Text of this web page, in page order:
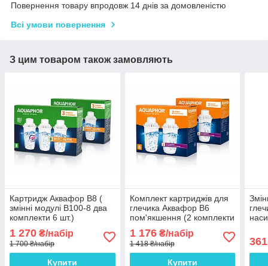
Повернення товару впродовж 14 днів за домовленістю
Всі умови повернення
З цим товаром також замовляють
Картридж Аквафор В8 (
змінні модулі В100-8 два
комплекти 6 шт.)
1 270 ₴/набір
1 700 ₴/набір
Купити
Комплект картриджів для
глечика Аквафор В6
пом'якшення (2 комплекти
1 176₴/набір
1 418 ₴/набір
Купити
361